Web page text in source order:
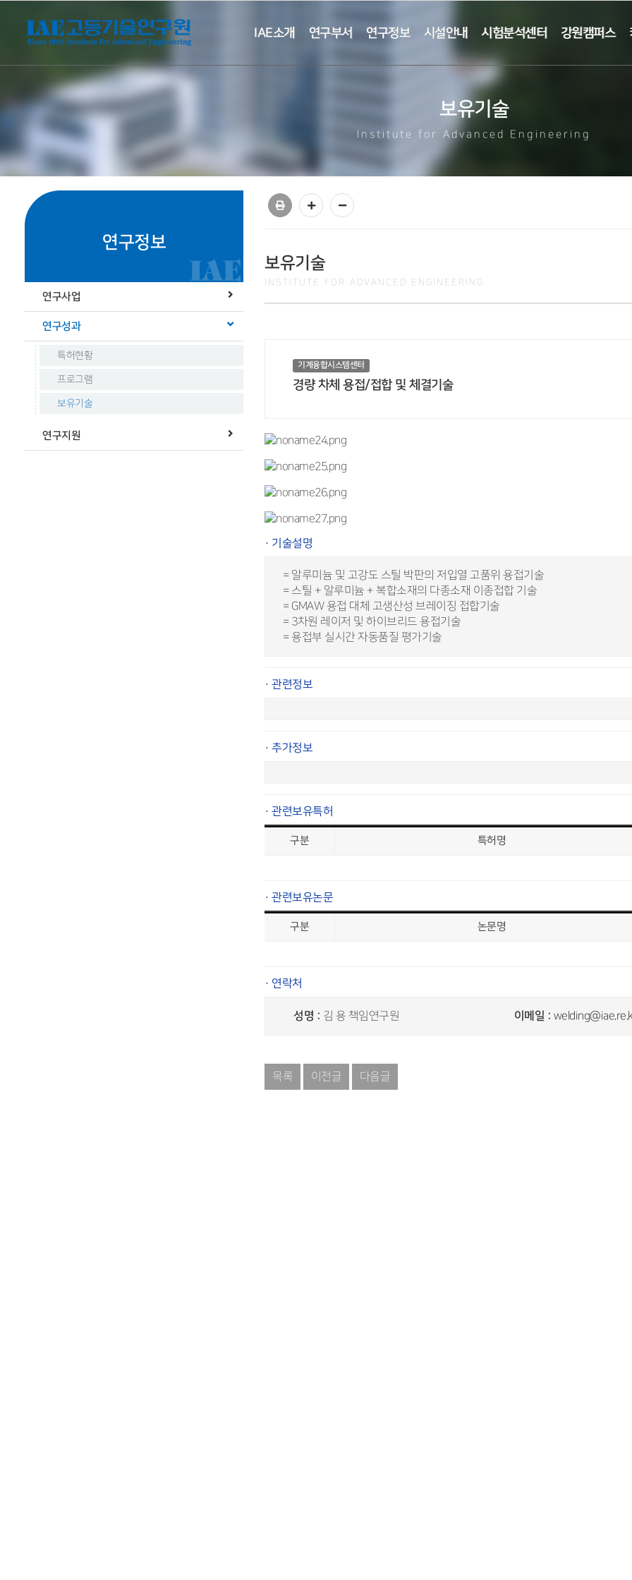
IAE소개 연구부서 연구정보 시설안내 시험분석센터 강원캠퍼스
보유기술
Institute for Advanced Engineering
연구정보
연구사업
연구성과
특허현황
프로그램
보유기술
연구지원
보유기술
INSTITUTE FOR ADVANCED ENGINEERING
기계융합시스템센터
경량 차체 용접/접합 및 체결기술
· 기술설명
= 알루미늄 및 고강도 스틸 박판의 저입열 고품위 용접기술
= 스틸 + 알루미늄 + 복합소재의 다종소재 이종접합 기술
= GMAW 용접 대체 고생산성 브레이징 접합기술
= 3차원 레이저 및 하이브리드 용접기술
= 용접부 실시간 자동품질 평가기술
· 관련정보
· 추가정보
· 관련보유특허
구분 특허명
· 관련보유논문
구분 논문명
· 연락처
성명 : 김 용 책임연구원 이메일 :
목록 이전글 다음글